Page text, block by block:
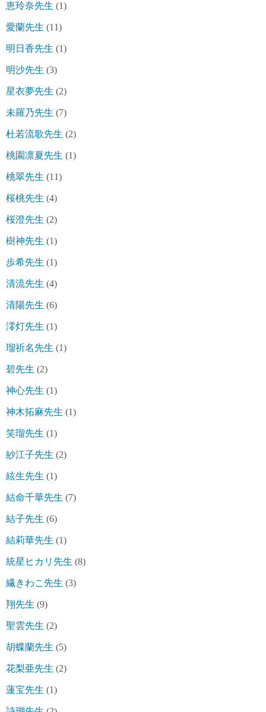
恵玲奈先生 (1)
愛蘭先生 (11)
明日香先生 (1)
明沙先生 (3)
星衣夢先生 (2)
未羅乃先生 (7)
杜若流歌先生 (2)
桃園凛夏先生 (1)
桃翠先生 (11)
桜桃先生 (4)
桜澄先生 (2)
樹神先生 (1)
歩希先生 (1)
清流先生 (4)
清陽先生 (6)
澪灯先生 (1)
瑠祈名先生 (1)
碧先生 (2)
神心先生 (1)
神木拓麻先生 (1)
笑瑠先生 (1)
紗江子先生 (2)
絃生先生 (1)
結命千華先生 (7)
結子先生 (6)
結莉華先生 (1)
統星ヒカリ先生 (8)
繊きわこ先生 (3)
翔先生 (9)
聖雲先生 (2)
胡蝶蘭先生 (5)
花梨亜先生 (2)
蓮宝先生 (1)